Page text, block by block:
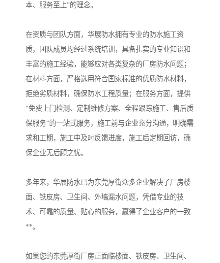
本、服务至上”的理念。
在资质与团队方面，华展防水拥有专业的防水施工资
质，团队成员均经过系统培训，具备扎实的专业知识和
丰富的施工经验，能够应对各类复杂的厂房防水问题；
在材料方面，严格选用符合国家标准的优质防水材料，
拒绝劣质材料，确保防水工程质量；在服务方面，提供
“免费上门检测、定制维修方案、全程跟踪施工、售后质
保服务”的一站式服务，施工前与企业充分沟通，明确需
求和工期，施工中及时反馈进度，施工后定期回访，确
保企业无后顾之忧。
多年来，华展防水已为东莞厚街众多企业解决了厂房楼
面、铁皮房、卫生间、外墙漏水问题，凭借专业的技
术、可靠的质量、贴心的服务，赢得了企业客户的一致
**。
如果您的东莞厚街厂房正面临楼面、铁皮房、卫生间、